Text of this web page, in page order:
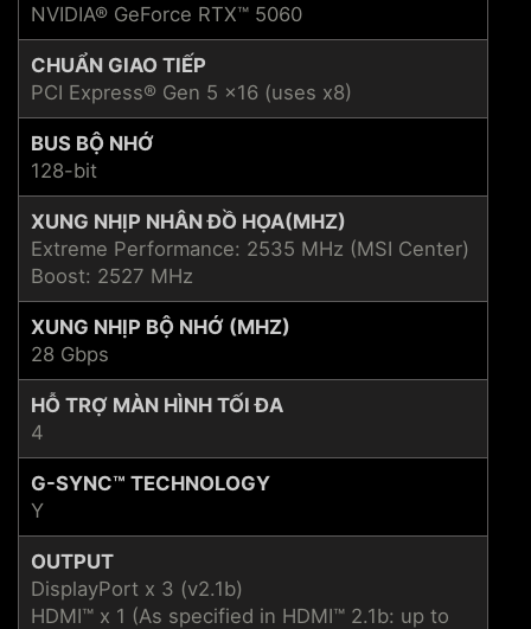
NVIDIA® GeForce RTX™ 5060
CHUẨN GIAO TIẾP
PCI Express® Gen 5 x16 (uses x8)
BUS BỘ NHỚ
128-bit
XUNG NHỊP NHÂN ĐỒ HỌA(MHZ)
Extreme Performance: 2535 MHz (MSI Center)
Boost: 2527 MHz
XUNG NHỊP BỘ NHỚ (MHZ)
28 Gbps
HỖ TRỢ MÀN HÌNH TỐI ĐA
4
G-SYNC™ TECHNOLOGY
Y
OUTPUT
DisplayPort x 3 (v2.1b)
HDMI™ x 1 (As specified in HDMI™ 2.1b: up to